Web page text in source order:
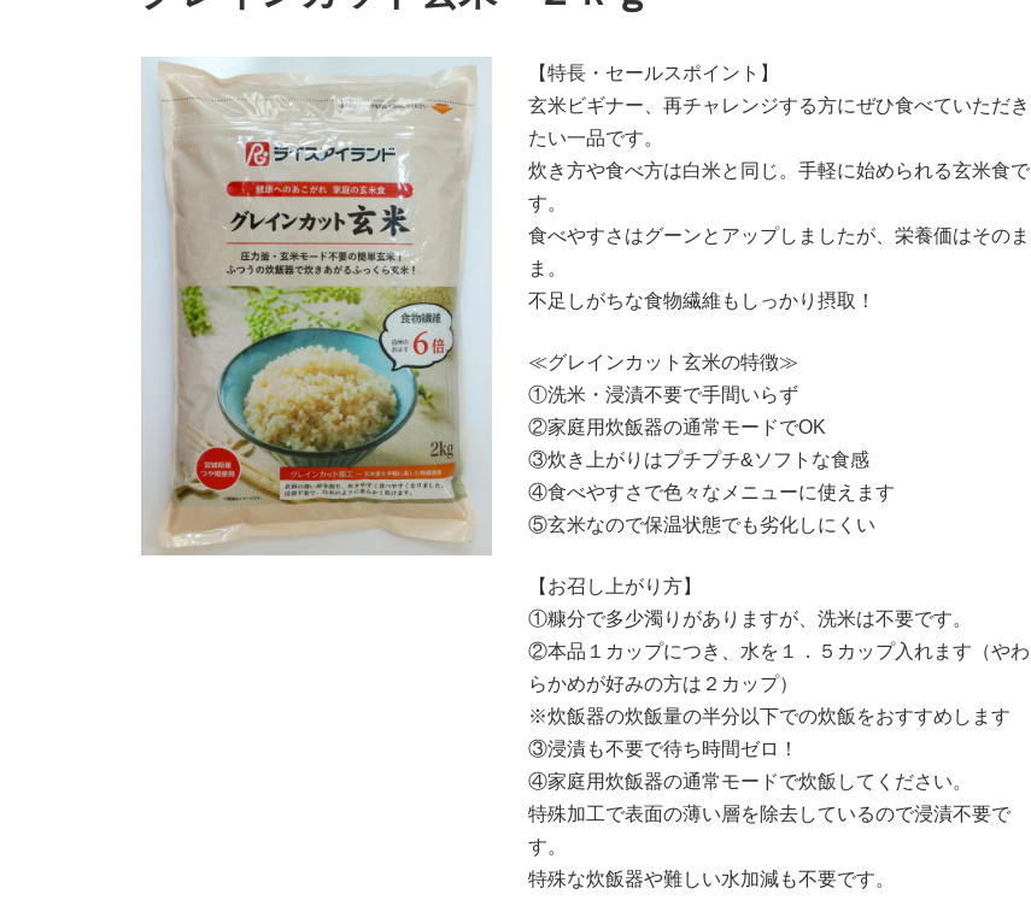
【特長・セールスポイント】
玄米ビギナー、再チャレンジする方にぜひ食べていただき
たい一品です。
炊き方や食べ方は白米と同じ。手軽に始められる玄米食で
す。
食べやすさはグーンとアップしましたが、栄養価はそのま
ま。
不足しがちな食物繊維もしっかり摂取！
≪グレインカット玄米の特徴≫
①洗米・浸漬不要で手間いらず
②家庭用炊飯器の通常モードでOK
③炊き上がりはプチプチ&ソフトな食感
④食べやすさで色々なメニューに使えます
⑤玄米なので保温状態でも劣化しにくい
【お召し上がり方】
①糠分で多少濁りがありますが、洗米は不要です。
②本品１カップにつき、水を１．５カップ入れます（やわ
らかめが好みの方は２カップ）
※炊飯器の炊飯量の半分以下での炊飯をおすすめします
③浸漬も不要で待ち時間ゼロ！
④家庭用炊飯器の通常モードで炊飯してください。
特殊加工で表面の薄い層を除去しているので浸漬不要で
す。
特殊な炊飯器や難しい水加減も不要です。